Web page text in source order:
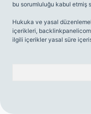
bu sorumluluğu kabul etmiş
Hukuka ve yasal
içerikleri,
ilgili içerikler yasal süre